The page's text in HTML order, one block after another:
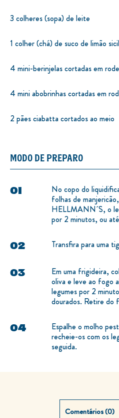
3 colheres (sopa) de leite
1 colher (chá) de suco de limão
4 mini-berinjelas cortadas em
4 mini abobrinhas cortadas em
2 pães ciabatta cortados ao meio
MODO DE PREPARO
No copo do
folhas de
HELLMANN´S, o
por 2 minutos, ou
Transfira para uma
Em uma frigideira,
oliva e leve ao fogo
legumes por 2
dourados. Retire do
Espalhe o molho
recheie-os com os
seguida.
Comentários (0)